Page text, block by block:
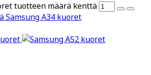
tuotteen määrä kenttä
Samsung A34 kuoret